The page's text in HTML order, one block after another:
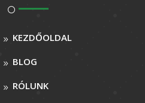
KEZDŐOLDAL
BLOG
RÓLUNK